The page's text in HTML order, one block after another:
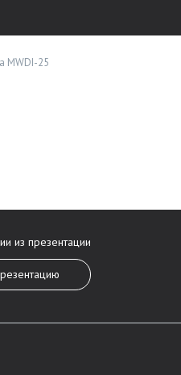
MWDI-25
из презентации